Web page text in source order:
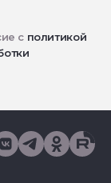
с политикой